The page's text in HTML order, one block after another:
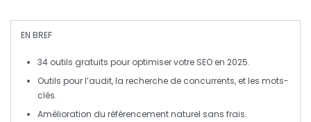
EN BREF
34 outils gratuits pour optimiser votre SEO en 2025.
Outils pour l’audit, la recherche de concurrents, et les mots-
clés.
Amélioration du référencement naturel sans frais.